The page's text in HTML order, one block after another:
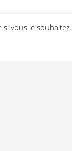
vous le souhaitez.